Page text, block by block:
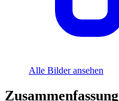
Alle Bilder ansehen
Zusammenfassung